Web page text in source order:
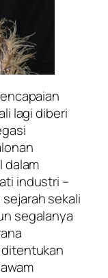
lagi diberi
dalam
industri –
sekali
segalanya